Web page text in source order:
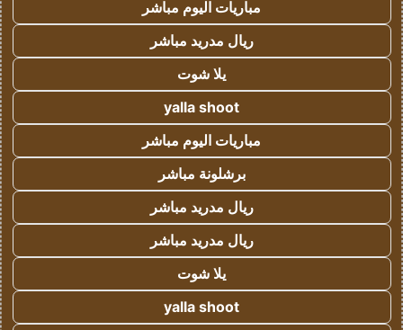
مباريات اليوم مباشر
ريال مدريد مباشر
يلا شوت
yalla shoot
مباريات اليوم مباشر
برشلونة مباشر
ريال مدريد مباشر
ريال مدريد مباشر
يلا شوت
yalla shoot